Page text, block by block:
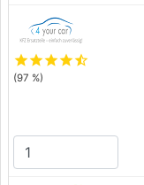
starstarstarstarstar_half
(97 %)